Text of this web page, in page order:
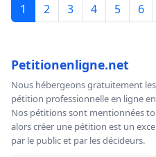
1 2 3 4 5 6
Petitionenligne.net
Nous hébergeons gratuitement
pétition professionnelle en ligne
Nos pétitions sont mentionnées
alors créer une pétition est un
par le public et par les décideurs.